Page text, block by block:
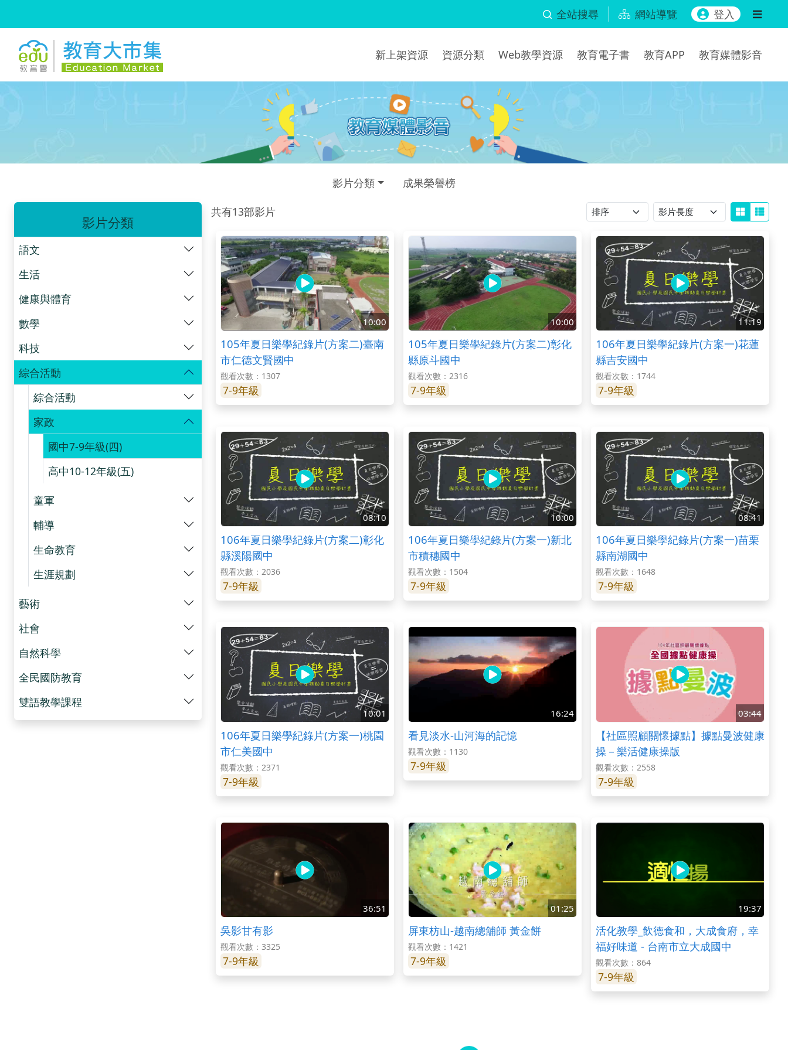
全站搜尋 網站導覽 登入
新上架資源 資源分類 Web教學資源 教育電子書 教育APP 教育媒體影音
影片分類 成果榮譽榜
影片分類
語文
生活
健康與體育
數學
科技
綜合活動
綜合活動
家政
國中7-9年級(四)
高中10-12年級(五)
童軍
輔導
生命教育
生涯規劃
藝術
社會
自然科學
全民國防教育
雙語教學課程
共有13部影片 排序 影片長度
10:00
105年夏日樂學紀錄片(方案二)臺南
市仁德文賢國中
觀看次數：1307
7-9年級
10:00
105年夏日樂學紀錄片(方案二)彰化
縣原斗國中
觀看次數：2316
7-9年級
11:19
106年夏日樂學紀錄片(方案一)花蓮
縣吉安國中
觀看次數：1744
7-9年級
08:10
106年夏日樂學紀錄片(方案二)彰化
縣溪陽國中
觀看次數：2036
7-9年級
10:00
106年夏日樂學紀錄片(方案一)新北
市積穗國中
觀看次數：1504
7-9年級
08:41
106年夏日樂學紀錄片(方案一)苗栗
縣南湖國中
觀看次數：1648
7-9年級
10:01
106年夏日樂學紀錄片(方案一)桃園
市仁美國中
觀看次數：2371
7-9年級
16:24
看見淡水-山河海的記憶
觀看次數：1130
7-9年級
03:44
【社區照顧關懷據點】據點曼波健康
操－樂活健康操版
觀看次數：2558
7-9年級
36:51
吳影甘有影
觀看次數：3325
7-9年級
01:25
屏東枋山-越南總舖師 黃金餅
觀看次數：1421
7-9年級
19:37
活化教學_飲德食和，大成食府，幸
福好味道 - 台南市立大成國中
觀看次數：864
7-9年級